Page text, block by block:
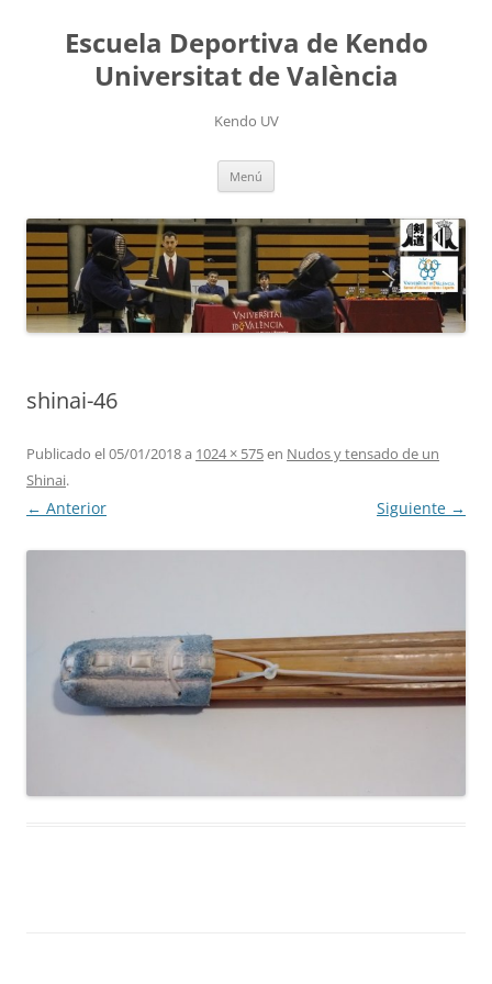
contenidoEscuela Deportiva de Kendo
Universitat de València
Kendo UV
Menú
shinai-46
Publicado el05/01/2018a 1024 × 575en Nudos y tensado de un
Shinai.
← Anterior Siguiente →